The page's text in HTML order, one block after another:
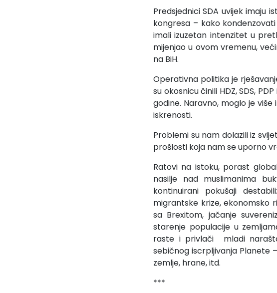
Predsjednici SDA uvijek imaju
kongresa – kako
imali izuzetan intenzitet u
mijenjao u ovom vremenu,
na BiH.
Operativna politika je
su okosnicu činili HDZ, SDS,
godine. Naravno, moglo je
iskrenosti.
Problemi su nam dolazili iz
prošlosti koja nam se uporno
Ratovi na istoku, porast
nasilje nad muslimanima
kontinuirani pokušaji
migrantske krize, ekonomsko
sa Brexitom, jačanje
starenje populacije u
raste i privlači mladi
sebičnog iscrpljivanja Planete
zemlje, hrane, itd.
***